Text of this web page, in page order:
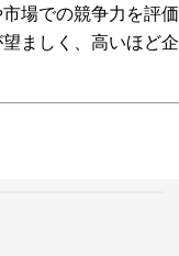
場での競争力を評価
ましく、高いほど企